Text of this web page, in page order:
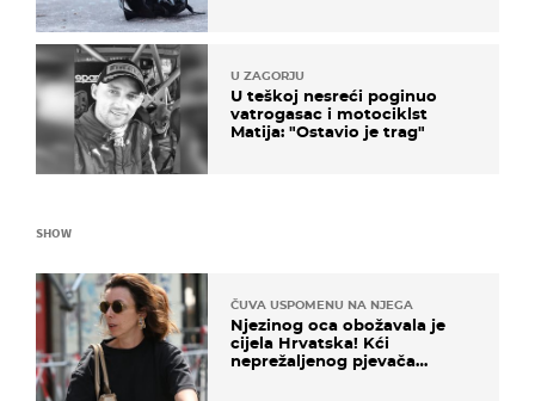
U ZAGORJU
U teškoj nesreći poginuo
vatrogasac i motociklst
Matija: "Ostavio je trag"
SHOW
ČUVA USPOMENU NA NJEGA
Njezinog oca obožavala je
cijela Hrvatska! Kći
neprežaljenog pjevača